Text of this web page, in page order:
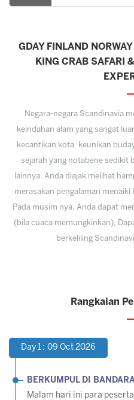
GDAY FINLAND
KING CRAB SAFARI
Negara-negara Scandinavia
keindahan alam yang sangat
kecantikan kota, keunikan
sejarah yang notabene sedikit
lainnya. Anda diajak melihat
merasakan pengalaman menaiki
Pada musim nya, Anda dapat
(bila cuaca memungkinkan),
berkeliling
Rangkaian
Day 1 : 09 Oct 2026
BERKUMPUL DI
Malam hari ini para